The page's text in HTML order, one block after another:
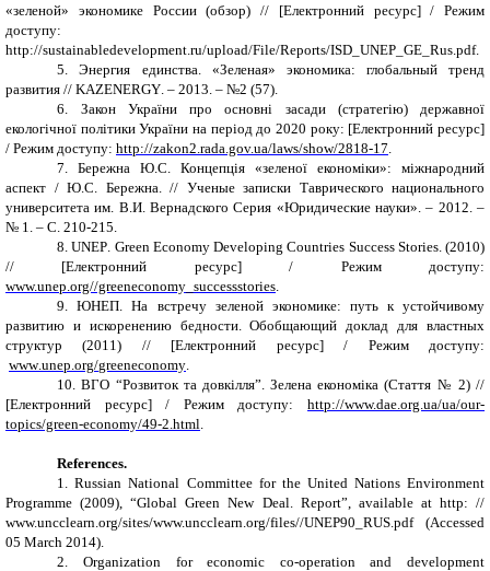
«зеленой» экономике России (обзор) // [Електронний ресурс] / Режим
доступу:
http://sustainabledevelopment.ru/upload/File/Reports/ISD_UNEP_GE_Rus.pdf.
5.
Энергия единства. «Зеленая» экономика: глобальный тренд
развития // KAZENERGY – 2013. – №2 (57)
6.
Закон України про основні засади (стратегію) державної
екологічної політики України на період до 2020 року: [Електронний ресурс]
/ Режим доступу: http://zakon2.rada.gov.ua/laws/show/2818-17
7.
Бережна Ю.С. Концепція «зеленої економіки»: міжнародний
аспект / Ю.С. Бережна. // Ученые записки Таврического национального
университета им. В.И. Вернадского Серия «Юридические науки». – 2012. –
№ 1. – С. 210-215.
8. UNEP Green Economy Developing Countries Success Stories. (2010)
// [Електронний ресурс] / Режим доступу:
www.unep.org//greeneconomy_successstories
9.
ЮНЕП.На встречу зеленой экономике: путь к устойчивому
развитию и искоренению бедности. Обобщающий доклад для властных
структур (2011) // [Електронний ресурс] / Режим доступу:
www.unep org/greeneconomy
10.
ВГО “Розвиток та довкілля” . Зелена економіка (Стаття № 2) //
[Електронний ресурс] / Режим доступу:http://www.dae.org.ua/ua/our-
topics/green-economy/49-2.html
References.
1.
Russian National Committee for the United Nations Environment
Programme (2009), “Global Green New Deal. Report”, available athttp: //
www.uncclearn.org/sites/www.uncclearn.org/files//UNEP90_RUS.pdf (Accessed
05 March 2014).
2.
Organization for economic co-operation and development